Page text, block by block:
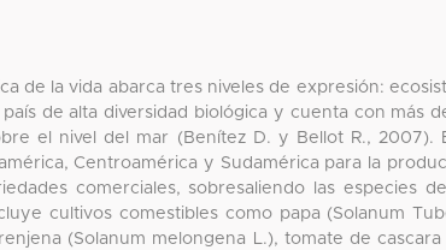
de la vida abarca tres niveles de expresión:
de alta diversidad biológica y cuenta con más
el nivel del mar (Benítez D. y Bellot R., 2007).
Centroamérica y Sudamérica para la
comerciales, sobresaliendo las especies
cultivos comestibles como papa (Solanum
(Solanum melongena L.), tomate de